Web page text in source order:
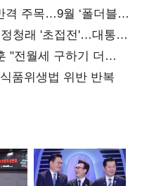
격 주목…9월 ‘폴더블
청래 '초접전'…대통령
"전월세 구하기 더
품위생법 위반 반복